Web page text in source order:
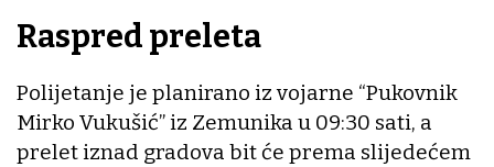
Raspred preleta
Polijetanje je planirano iz vojarne “Pukovnik
Mirko Vukušić” iz Zemunika u 09:30 sati, a
prelet iznad gradova bit će prema slijedećem